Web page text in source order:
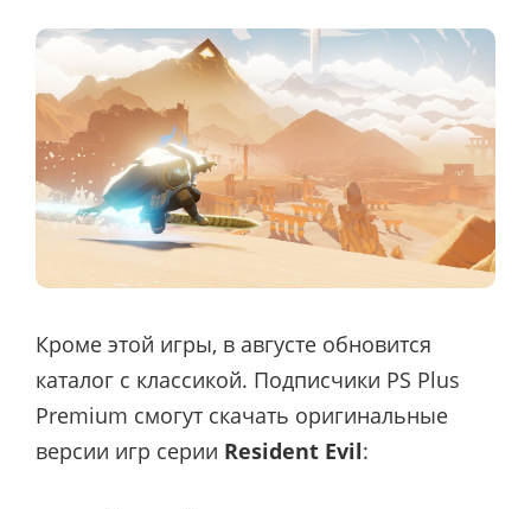
Кроме этой игры, в августе обновится
каталог с классикой. Подписчики PS Plus
Premium смогут скачать оригинальные
версии игр серии Resident Evil: